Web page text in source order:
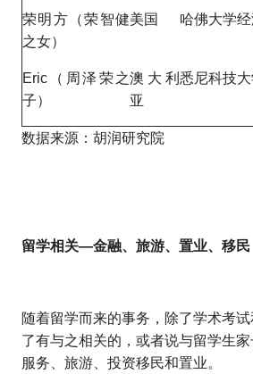
荣明方（荣智健
之女）
美国 哈佛大学
Eric（周泽荣之
子）
澳大利
亚
悉尼科技大
数据来源：胡润研究院
留学相关—金融、 旅游、置业、 移民
随着留学而来的事务，除了学术考
了有与之相关的，或者说与留学生
服务、旅游、投资移民和置业。